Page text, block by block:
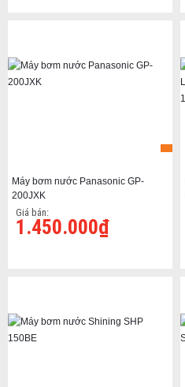
Máy bơm nước Panasonic GP-
200JXK
Giá bán:
1.450.000₫